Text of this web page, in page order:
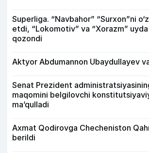
Superliga. “Navbahor” “Surxon”ni
etdi, “Lokomotiv” va “Xorazm” uyda
qozondi
Aktyor Abdu­mannon Ubaydullayev
Senat Prezident
maqomini belgilovchi
ma’qulladi
Axmat Qodirovga Checheniston
berildi